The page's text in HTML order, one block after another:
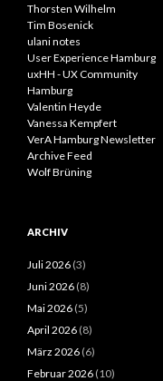
Thorsten Wilhelm
Tim Bosenick
ulani notes
User Experience Hamburg
uxHH - UX Community
Hamburg
Valentin Heyde
Vanessa Kempfert
VerA Hamburg Newsletter
Archive Feed
Wolf Brüning
ARCHIV
Juli 2026 (3)
Juni 2026 (8)
Mai 2026 (5)
April 2026 (8)
März 2026 (6)
Februar 2026 (10)